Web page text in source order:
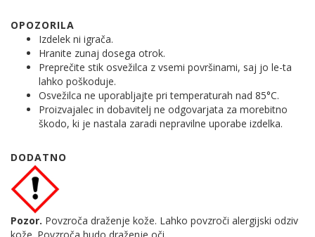
OPOZORILA
Izdelek ni igrača.
Hranite zunaj dosega otrok.
Preprečite stik osvežilca z vsemi površinami, saj jo le-ta
lahko poškoduje.
Osvežilca ne uporabljajte pri temperaturah nad 85°C.
Proizvajalec in dobavitelj ne odgovarjata za morebitno
škodo, ki je nastala zaradi nepravilne uporabe izdelka.
DODATNO
Pozor. Povzroča draženje kože. Lahko povzroči alergijski odziv